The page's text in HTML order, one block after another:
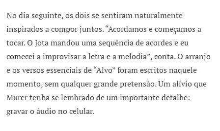
No dia seguinte, os dois se sentiram naturalmente
inspirados a compor juntos. “Acordamos e começamos a
tocar. O Jota mandou uma sequência de acordes e eu
comecei a improvisar a letra e a melodia”, conta. O arranjo
e os versos essenciais de “Alvo” foram escritos naquele
momento, sem qualquer grande pretensão. Um alívio que
Murer tenha se lembrado de um importante detalhe:
gravar o áudio no celular.